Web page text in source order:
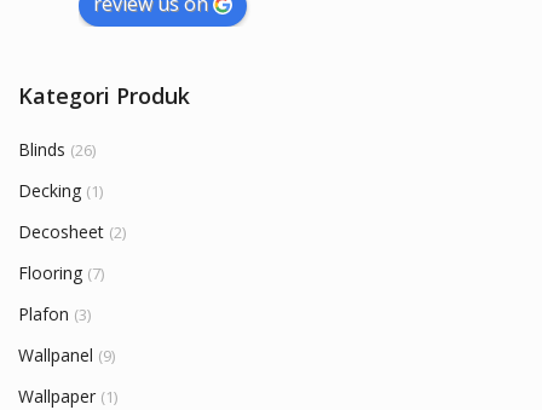
Kategori Produk
Blinds (26)
Decking (1)
Decosheet (2)
Flooring (7)
Plafon (3)
Wallpanel (9)
Wallpaper (1)